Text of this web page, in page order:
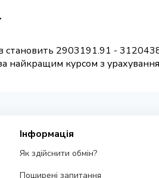
становить 2903191.91 -
найкращим курсом з
Інформація
Як здійснити обмін?
Поширені запитання